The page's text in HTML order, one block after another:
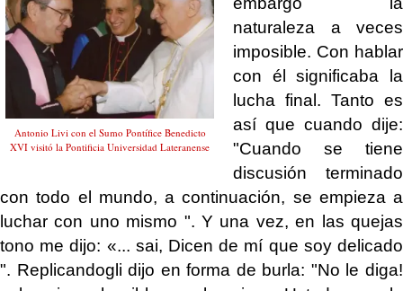
Antonio Livi con el Sumo Pontífice Benedicto
XVI visitó la Pontificia Universidad Lateranense
naturaleza a veces
imposible. Con hablar
con él significaba la
lucha final. Tanto es
así que cuando dije:
"Cuando se tiene
discusión terminado
con todo el mundo, a continuación, se empieza a
luchar con uno mismo ". Y una vez, en las quejas
tono me dijo: «... sai, Dicen de mí que soy delicado
". Replicandogli dijo en forma de burla: "No le diga!